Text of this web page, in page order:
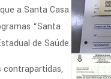
a Santa Casa
“Santa
de Saúde.
contrapartidas,